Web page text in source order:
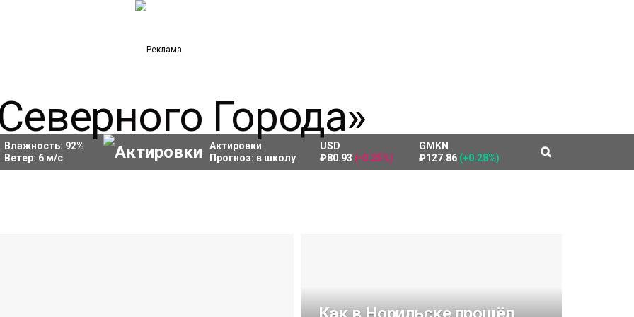
Влажность: 92%
Ветер: 6м/с
Актировки
Прогноз: в школу
USD
₽80.93 (-0.25%)
GMKN
₽127.86 (+0.28%)